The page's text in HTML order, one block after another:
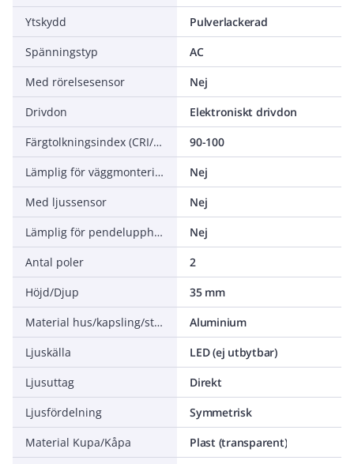
Ytskydd
Pulverlackerad
Spänningstyp
AC
Med rörelsesensor
Nej
Drivdon
Elektroniskt drivdon
Färgtolkningsindex (CRI/Ra)
90-100
Lämplig för väggmontering
Nej
Med ljussensor
Nej
Lämplig för pendelupphängning
Nej
Antal poler
2
Höjd/Djup
35 mm
Material hus/kapsling/stomme
Aluminium
Ljuskälla
LED (ej utbytbar)
Ljusuttag
Direkt
Ljusfördelning
Symmetrisk
Material Kupa/Kåpa
Plast (transparent)